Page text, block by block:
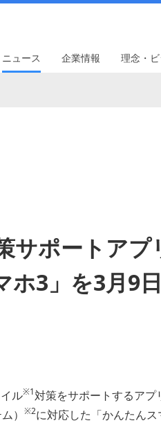
ニュース 企業情報 理念・
サポートアプ
ホ3」を3月9
ル※1対策をサポートするア
） ※2に対応した「かんたん